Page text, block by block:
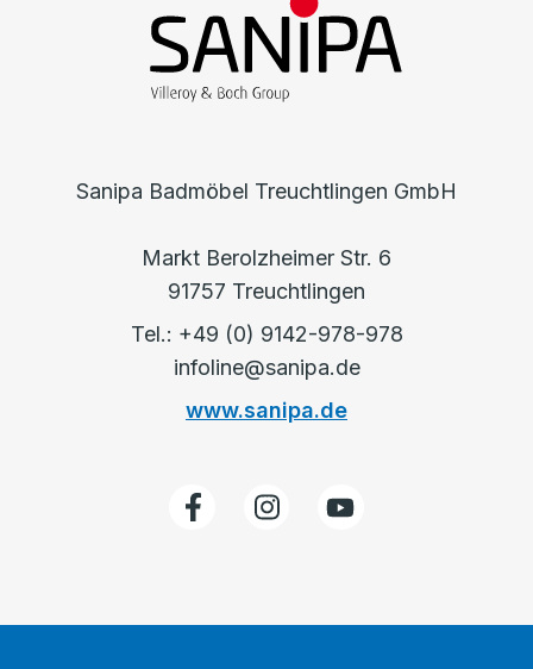
Sanipa Badmöbel Treuchtlingen GmbH
Markt Berolzheimer Str. 6
91757 Treuchtlingen
Tel.: +49 (0) 9142-978-978
infoline@sanipa.de
www.sanipa.de